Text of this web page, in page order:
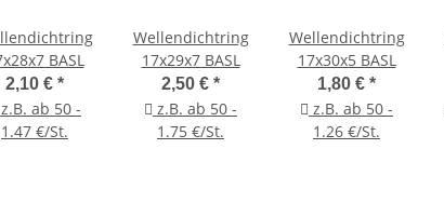
BASL
2,10 € *
z.B. ab 50 -
1.47 €/St.
Wellendichtring
17x29x7 BASL
2,50 € *
z.B. ab 50 -
1.75 €/St.
Wellendichtring
17x30x5 BASL
1,80 € *
z.B. ab 50 -
1.26 €/St.